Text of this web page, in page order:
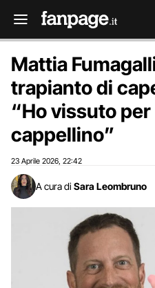
Mattia
trapianto di
“Ho vissuto
cappellino”
23 Aprile 2026 22:42
A cura di Sara Leombruno